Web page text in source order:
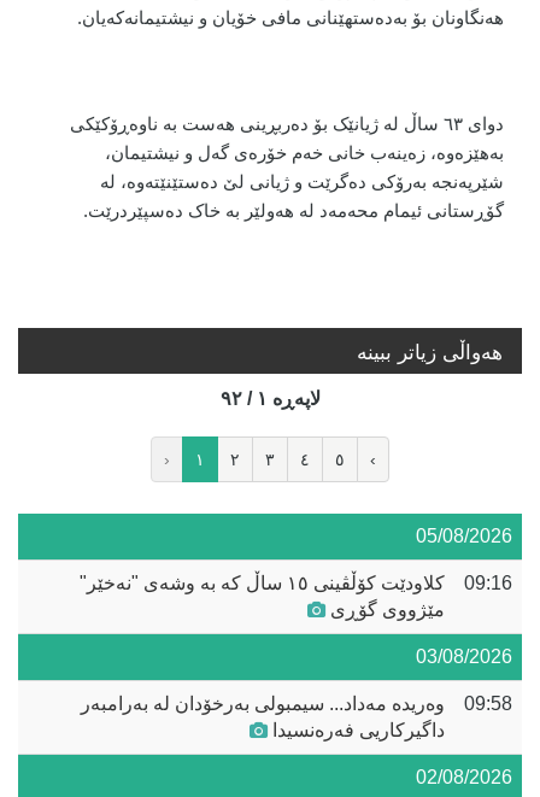
هەنگاونان بۆ بەدەستهێنانی مافی خۆیان و نیشتیمانەکەیان.
دوای ٦٣ ساڵ لە ژیانێک بۆ دەربڕینی هەست بە ناوەڕۆکێکی
بەهێزەوە، زەینەب خانی خەم خۆرەی گەل و نیشتیمان،
شێرپەنجە بەرۆکی دەگرێت و ژیانی لێ دەستێنێتەوە، لە
گۆڕستانی ئیمام محەمەد لە هەولێر بە خاک دەسپێردرێت.
هه‌واڵی زیاتر ببینە
لاپه‌ڕه‌ ١ / ٩٢
‹ ١ ٢ ٣ ٤ ٥ ›
05/08/2026
09:16
کلاودێت کۆڵڤینی ١٥ ساڵ کە بە وشەی "نەخێر"
مێژووی گۆڕی
03/08/2026
09:58
وەریدە مەداد... سیمبولی بەرخۆدان لە بەرامبەر
داگیرکاریی فەرەنسیدا
02/08/2026